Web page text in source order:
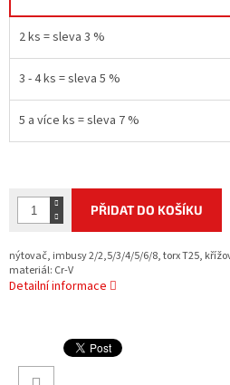
2 ks = sleva 3 %
3 - 4 ks = sleva 5 %
5 a více ks = sleva 7 %
PŘIDAT DO KOŠÍKU
nýtovač, imbusy 2/2,5/3/4/5/6/8, torx T25,
materiál: Cr-V
Detailní informace